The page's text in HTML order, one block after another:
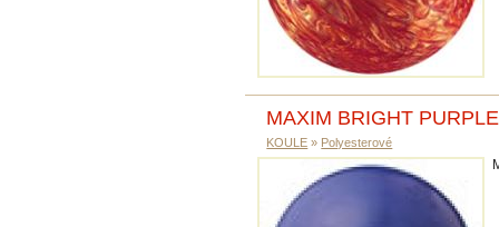
MAXIM BRIGHT
KOULE » Polyesterové